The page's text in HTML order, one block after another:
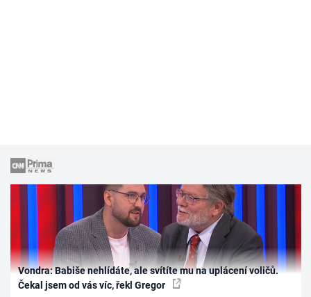
Vondra: Babiše nehlídáte, ale svítíte mu na uplácení voličů.
Čekal jsem od vás víc, řekl Gregor